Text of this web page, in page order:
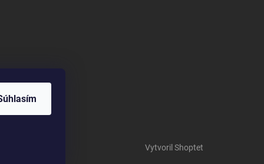
Vytvoril Shoptet